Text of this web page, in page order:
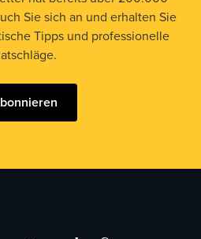
Sie sich an und erhalten Sie
Tipps und professionelle